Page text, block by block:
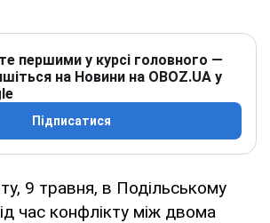
першими у курсі головного —
на Новини на OBOZ.UA у
Підписатися
9 травня, в Подільському
час конфлікту між двома